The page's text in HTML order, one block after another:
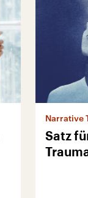
Narrative
Satz